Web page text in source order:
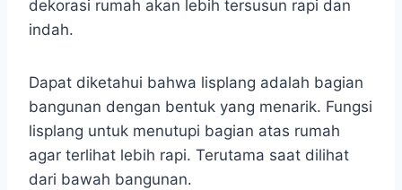
dekorasi rumah akan lebih tersusun rapi dan
indah.
Dapat diketahui bahwa lisplang adalah bagian
bangunan dengan bentuk yang menarik. Fungsi
lisplang untuk menutupi bagian atas rumah
agar terlihat lebih rapi. Terutama saat dilihat
dari bawah bangunan.